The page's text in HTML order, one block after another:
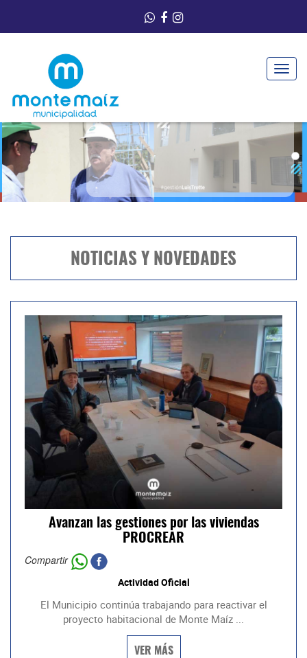
Toggle
MUNICIPALIDAD DE MONTE MAIZ
VER MÁS
NOTICIAS Y NOVEDADES
Avanzan las gestiones por las viviendas
PROCREAR
Compartir
Actividad Oficial
El Municipio continúa trabajando para reactivar el
proyecto habitacional de Monte Maíz ...
VER MÁS